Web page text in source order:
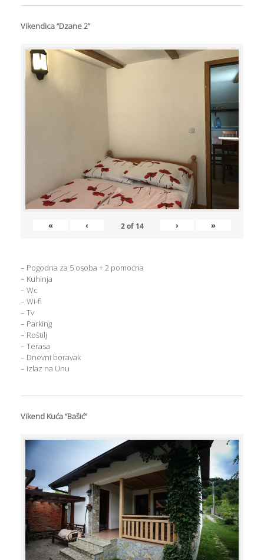
Vikendica “Dzane 2”
« ‹ 2of 14 › »
– Pogodna za 5 osoba + 2 pomoćna
– Kuhinja
– Wc
– Wi-fi
– Tv
– Parking
– Roštilj
– Terasa
– Dnevni boravak
– Izlaz na Unu
Vikend Kuća “Bašić”